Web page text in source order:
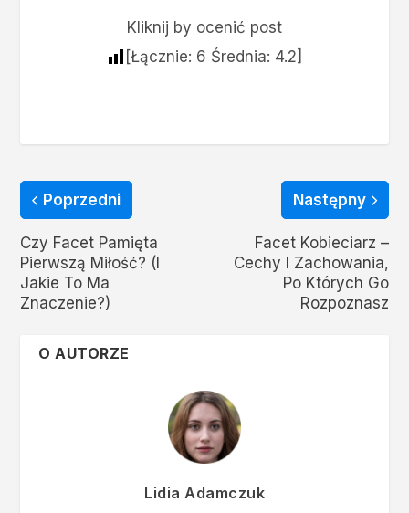
Kliknij by ocenić post
[Łącznie: 6 Średnia: 4.2
Poprzedni
Czy Facet Pamięta
Pierwszą Miłość? (I
Jakie To Ma
Znaczenie?)
Następny
Facet Kobieciarz –
Cechy I Zachowania,
Po Których Go
Rozpoznasz
O AUTORZE
Lidia Adamczuk